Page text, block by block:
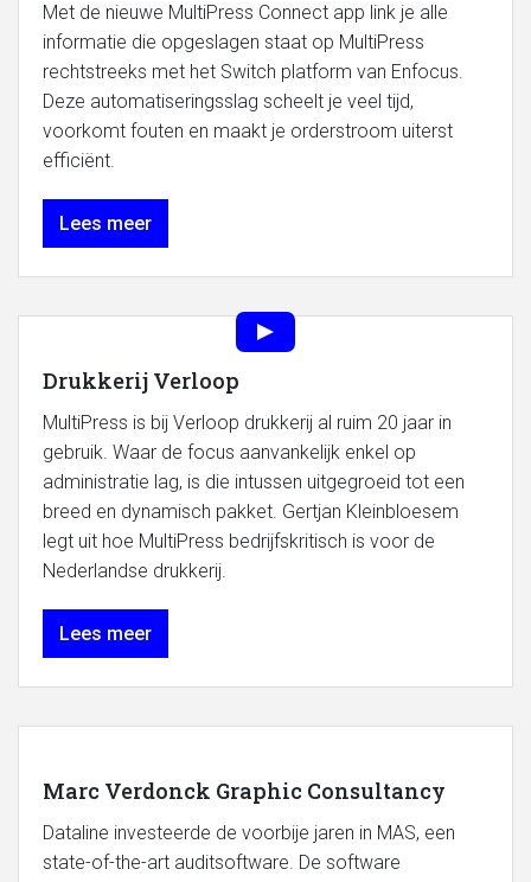
Met de nieuwe MultiPress Connect app link je alle
informatie die opgeslagen staat op MultiPress
rechtstreeks met het Switch platform van Enfocus.
Deze automatiseringsslag scheelt je veel tijd,
voorkomt fouten en maakt je orderstroom uiterst
efficiënt.
Lees meer
Drukkerij Verloop
MultiPress is bij Verloop drukkerij al ruim 20 jaar in
gebruik. Waar de focus aanvankelijk enkel op
administratie lag, is die intussen uitgegroeid tot een
breed en dynamisch pakket. Gertjan Kleinbloesem
legt uit hoe MultiPress bedrijfskritisch is voor de
Nederlandse drukkerij.
Lees meer
Marc Verdonck Graphic Consultancy
Dataline investeerde de voorbije jaren in MAS, een
state-of-the-art auditsoftware. De software